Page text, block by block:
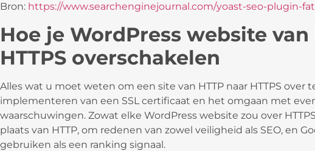
Bron: https://www.searchenginejournal.com/yoast-seo-plugin-
Hoe je WordPress website van
HTTPS overschakelen
Alles wat u moet weten om een site van HTTP naar HTTPS over
implementeren van een SSL certificaat en het omgaan met
waarschuwingen. Zowat elke WordPress website zou over
plaats van HTTP, om redenen van zowel veiligheid als SEO, en
gebruiken als een ranking signaal.